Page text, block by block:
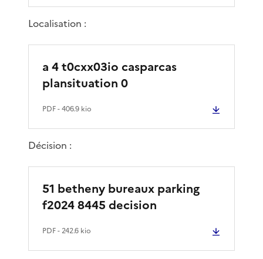
Localisation :
a 4 t0cxx03io casparcas
plansituation 0
PDF- 406.9 kio
Décision :
51 betheny bureaux parking
f2024 8445 decision
PDF- 242.6 kio